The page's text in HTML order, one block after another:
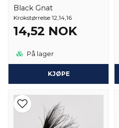
Black Gnat
Krokstørrelse 12,14,16
14,52 NOK
På lager
KJØPE